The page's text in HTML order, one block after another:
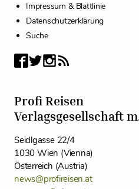
Impressum & Blattlinie
Datenschutzerklärung
Suche
Profi Reisen
Verlagsgesellschaft
Seidlgasse 22/4
1030 Wien (Vienna)
Österreich (Austria)
news@profireisen.at